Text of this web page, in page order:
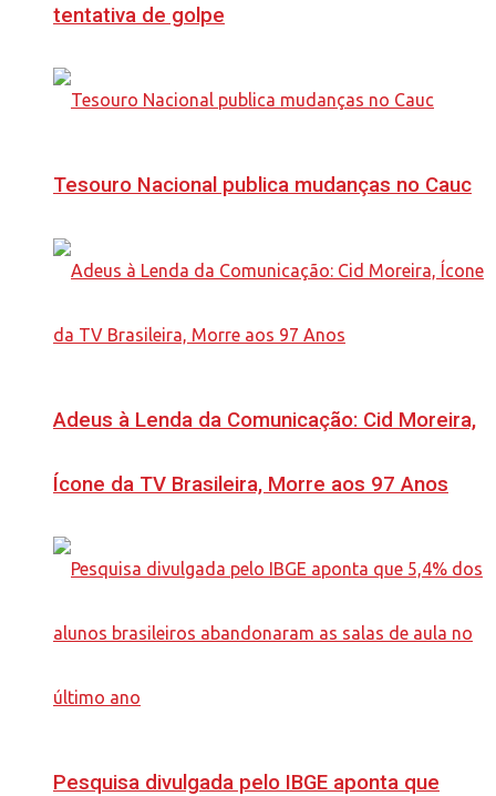
tentativa de golpe
Tesouro Nacional publica mudanças no Cauc
Adeus à Lenda da Comunicação: Cid Moreira,
Ícone da TV Brasileira, Morre aos 97 Anos
Pesquisa divulgada pelo IBGE aponta que